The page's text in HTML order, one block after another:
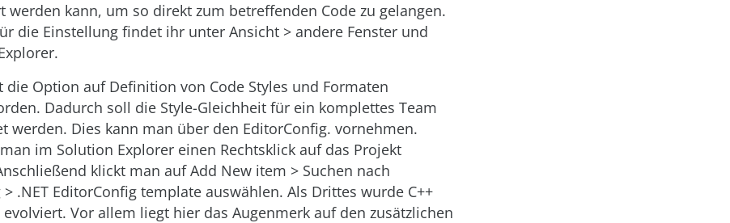
werden kann, um so direkt zum betreffenden Code zu gelangen.
die Einstellung findet ihr unter Ansicht > andere Fenster und
die Option auf Definition von Code Styles und Formaten
Dadurch soll die Style-Gleichheit für ein komplettes Team
werden. Dies kann man über den EditorConfig. vornehmen.
im Solution Explorer einen Rechtsklick auf das Projekt
klickt man auf Add New item > Suchen nach
.NET EditorConfig template auswählen. Als Drittes wurde C++
Vor allem liegt hier das Augenmerk auf den zusätzlichen